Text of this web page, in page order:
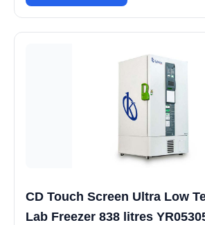
CD Touch Screen Ultra Low
Lab Freezer 838 litres